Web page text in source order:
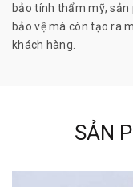
bảo tính thẩm mỹ, sản
bảo vệ mà còn tạo ra
khách hàng.
SẢN